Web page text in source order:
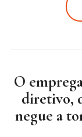
O
diretivo,
negue a